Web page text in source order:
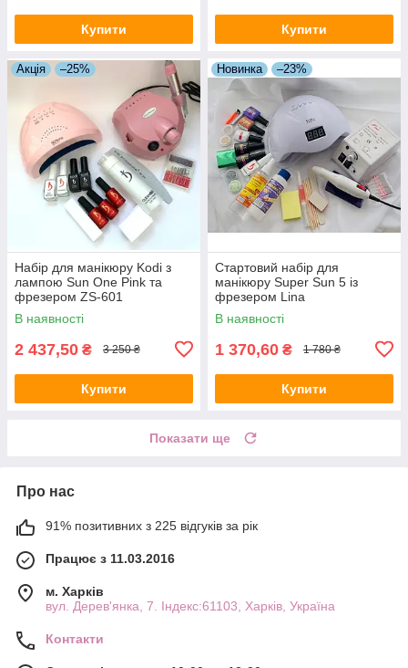
Купити Купити
Акція –25%
Набір для манікюру Kodi з
лампою Sun One Pink та
фрезером ZS-601
В наявності
2 437,50 ₴ 3 250 ₴
Купити
Новинка –23%
Стартовий набір для
манікюру Super Sun 5 із
фрезером Lina
В наявності
1 370,60 ₴ 1 780 ₴
Купити
Показати ще
Про нас
91% позитивних з 225 відгуків за рік
Працює з 11.03.2016
м. Харків
вул. Дерев'янка, 7. Індекс:61103, Харків, Україна
Контакти